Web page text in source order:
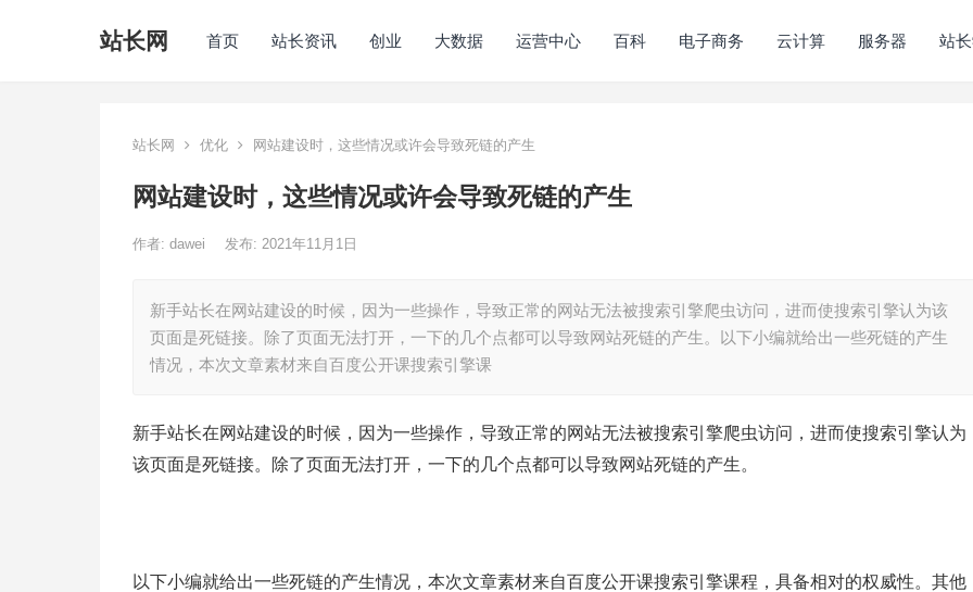
站长网 首页 站长资讯 创业 大数据 运营中心 百科 电子商务 云计算 服务器 站
站长网 优化 网站建设时，这些情况或许会导致死链的产生
网站建设时，这些情况或许会导致死链的产生
作者: dawei 发布: 2021年11月1日
新手站长在网站建设的时候，因为一些操作，导致正常的网站无法被搜索引擎爬虫访问，进而使搜索引擎认为该
页面是死链接。除了页面无法打开，一下的几个点都可以导致网站死链的产生。以下小编就给出一些死链的产生
情况，本次文章素材来自百度公开课搜索引擎课
新手站长在网站建设的时候，因为一些操作，导致正常的网站无法被搜索引擎爬虫访问，进而使搜索引擎认为
该页面是死链接。除了页面无法打开，一下的几个点都可以导致网站死链的产生。
以下小编就给出一些死链的产生情况，本次文章素材来自百度公开课搜索引擎课程，具备相对的权威性。其他